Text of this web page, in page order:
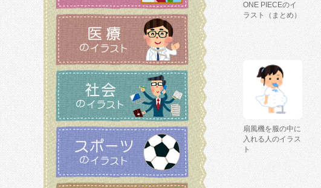
ONE PIECEのイ
ラスト（まとめ）
扇風機を服の中に
入れる人のイラス
ト